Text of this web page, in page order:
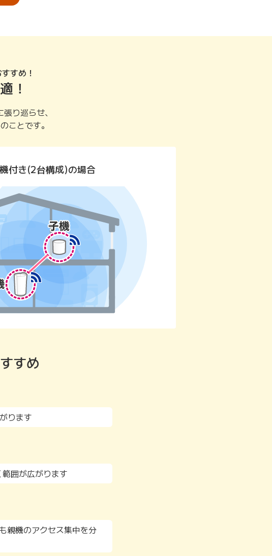
すめ！
！
り巡らせ、
ことです。
付き(2台構成)の場合
すめ
ります
囲が広がります
親機のアクセス集中を分